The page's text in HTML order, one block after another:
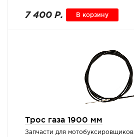
7 400 Р. В корзину
Трос газа 1900 мм
Запчасти для мотобуксировщиков